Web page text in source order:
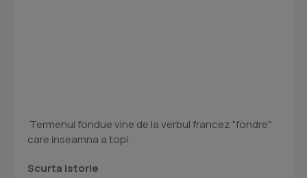
Termenul fondue vine de la verbul francez "fondre"
care inseamna a topi.
Scurta istorie